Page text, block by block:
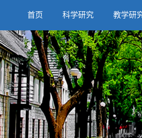
首页 科学研究 教学研